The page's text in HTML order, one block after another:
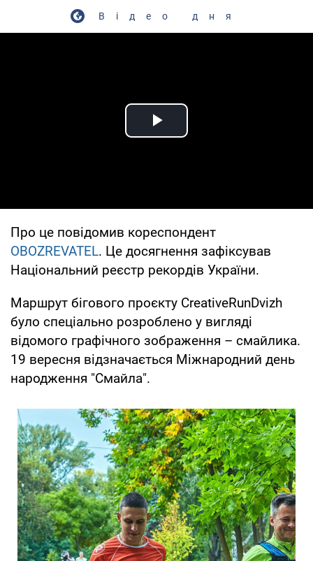
Відео дня
Play Video
Про це повідомив кореспондент
OBOZREVATEL. Це досягнення зафіксував
Національний реєстр рекордів України.
Маршрут бігового проєкту CreativeRunDvizh
було спеціально розроблено у вигляді
відомого графічного зображення – смайлика.
19 вересня відзначається Міжнародний день
народження "Смайла".